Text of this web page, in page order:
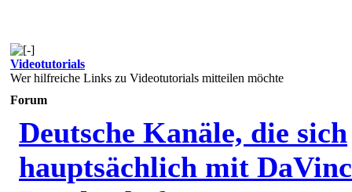
Videotutorials
Wer hilfreiche Links zu Videotutorials mitteilen möchte
Forum
Deutsche Kanäle, die sich
hauptsächlich mit